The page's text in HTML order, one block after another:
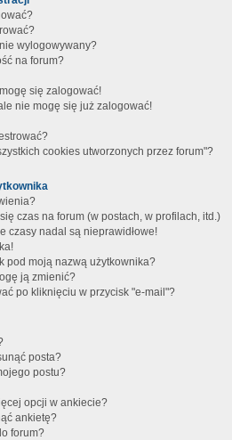
wylogowywany?
na forum?
się zalogować!
nie mogę się już zalogować!
cookies utworzonych przez forum"?
czas na forum (w postach, w profilach, itd.)
czasy nadal są nieprawidłowe!
pod moją nazwą użytkownika?
ją zmienić?
po kliknięciu w przycisk "e-mail"?
posta?
postu?
opcji w ankiecie?
ankietę?
forum?